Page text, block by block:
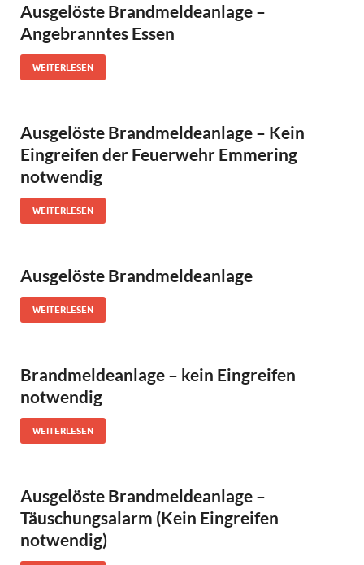
Ausgelöste Brandmeldeanlage –
Angebranntes Essen
WEITERLESEN
Ausgelöste Brandmeldeanlage – Kein
Eingreifen der Feuerwehr Emmering
notwendig
WEITERLESEN
Ausgelöste Brandmeldeanlage
WEITERLESEN
Brandmeldeanlage – kein Eingreifen
notwendig
WEITERLESEN
Ausgelöste Brandmeldeanlage –
Täuschungsalarm (Kein Eingreifen
notwendig)